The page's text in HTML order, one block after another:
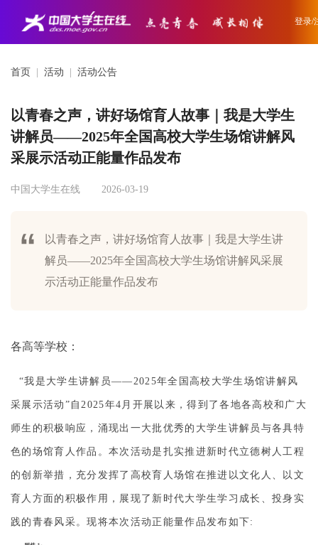
登录/
首页 活动 活动公告
以青春之声，讲好场馆育人故事｜我是大学生
讲解员——2025年全国高校大学生场馆讲解风
采展示活动正能量作品发布
中国大学生在线 2026-03-19
以青春之声，讲好场馆育人故事｜我是大学生讲
解员——2025年全国高校大学生场馆讲解风采展
示活动正能量作品发布
各高等学校：
“我是大学生讲解员——2025年全国高校大学生场馆讲解风
采展示活动”自2025年4月开展以来，得到了各地各高校和广大
师生的积极响应，涌现出一大批优秀的大学生讲解员与各具特
色的场馆育人作品。本次活动是扎实推进新时代立德树人工程
的创新举措，充分发挥了高校育人场馆在推进以文化人、以文
育人方面的积极作用，展现了新时代大学生学习成长、投身实
践的青春风采。现将本次活动正能量作品发布如下: